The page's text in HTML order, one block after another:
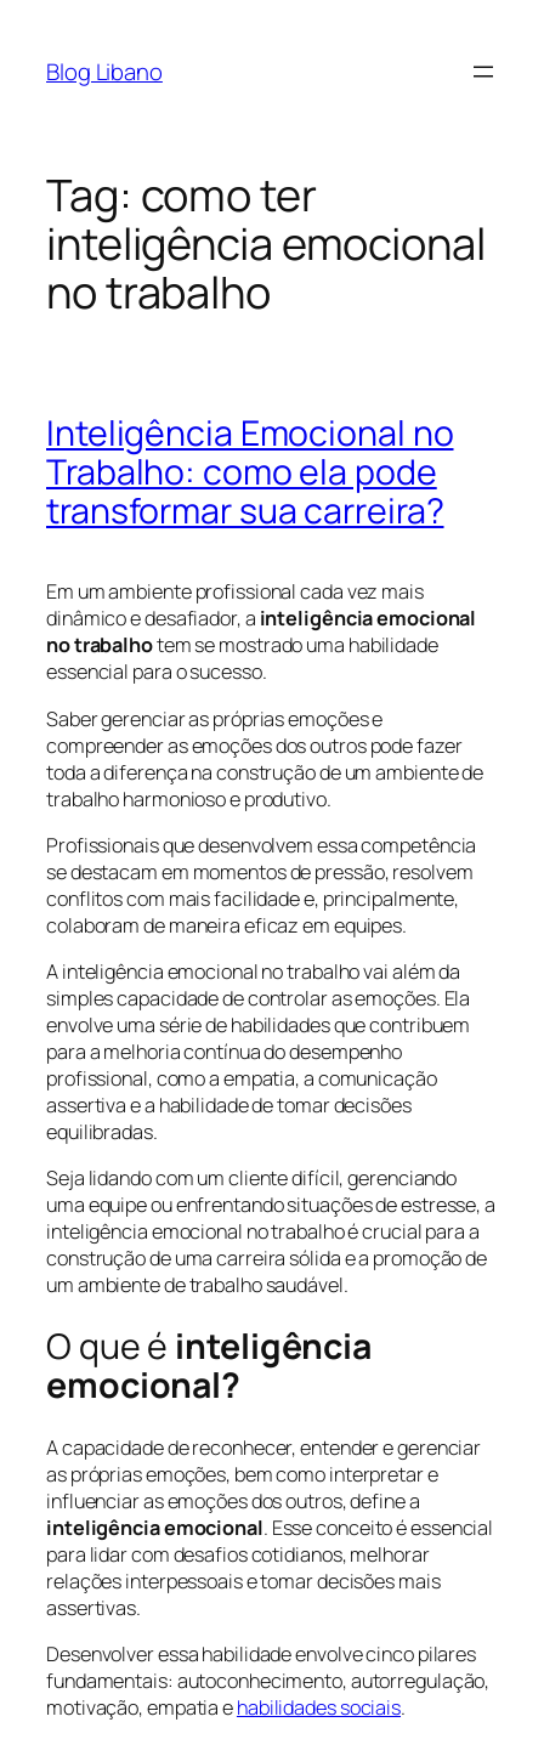
Blog Libano
Tag: como ter
inteligência emocional
no trabalho
Inteligência Emocional no
Trabalho: como ela pode
transformar sua carreira?
Em um ambiente profissional cada vez mais
dinâmico e desafiador, a inteligência emocional
no trabalhotem se mostrado uma habilidade
essencial para o sucesso.
Saber gerenciar as próprias emoções e
compreender as emoções dos outros pode fazer
toda a diferença na construção de um ambiente de
trabalho harmonioso e produtivo.
Profissionais que desenvolvem essa competência
se destacam em momentos de pressão, resolvem
conflitos com mais facilidade e, principalmente,
colaboram de maneira eficaz em equipes.
A inteligência emocional no trabalho vai além da
simples capacidade de controlar as emoções. Ela
envolve uma série de habilidades que contribuem
para a melhoria contínua do desempenho
profissional, como a empatia, a comunicação
assertiva e a habilidade de tomar decisões
equilibradas.
Seja lidando com um cliente difícil, gerenciando
uma equipe ou enfrentando situações de estresse, a
inteligência emocional no trabalho é crucial para a
construção de uma carreira sólida e a promoção de
um ambiente de trabalho saudável.
O que é inteligência
emocional?
A capacidade de reconhecer, entender e gerenciar
as próprias emoções, bem como interpretar e
influenciar as emoções dos outros, define a
inteligência emocional. Esse conceito é essencial
para lidar com desafios cotidianos, melhorar
relações interpessoais e tomar decisões mais
assertivas.
Desenvolver essa habilidade envolve cinco pilares
fundamentais: autoconhecimento, autorregulação,
motivação, empatia ehabilidades sociais.